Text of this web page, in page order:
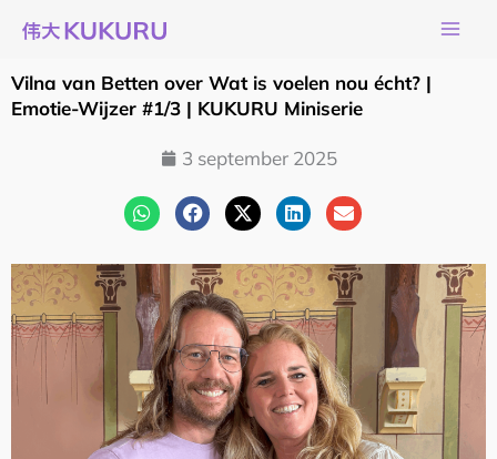
naar
de
inhoud
Vilna van Betten over Wat is voelen nou écht? |
Emotie-Wijzer #1/3 | KUKURU Miniserie
3 september 2025